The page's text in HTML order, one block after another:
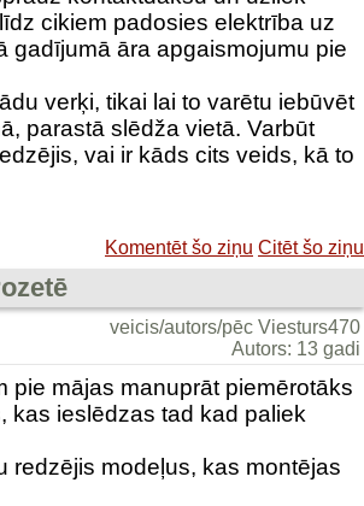
cikiem padosies elektrība uz
gadījumā āra apgaismojumu pie
verķi, tikai lai to varētu iebūvēt
parastā slēdža vietā. Varbūt
vai ir kāds cits veids, kā to
Komentēt šo ziņu Citēt šo ziņu
veicis/autors/pēc Viesturs470
Autors: 13 gadi
pie mājas manuprāt piemērotāks
kas ieslēdzas tad kad paliek
redzējis modeļus, kas montējas